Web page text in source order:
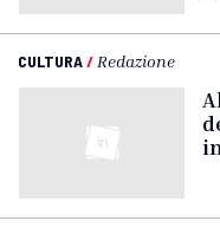
CULTURA/ Redazione